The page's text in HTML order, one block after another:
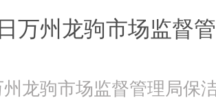
万州龙驹市场监督管